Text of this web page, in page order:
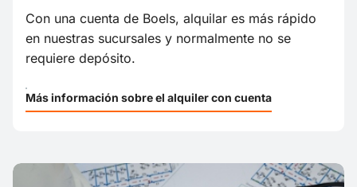
Con una cuenta de Boels, alquilar es más rápido
en nuestras sucursales y normalmente no se
requiere depósito.
Más información sobre el alquiler con cuenta